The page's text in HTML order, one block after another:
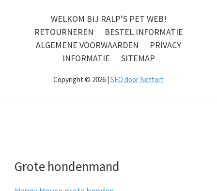
WELKOM BIJ RALP’S PET WEB!
RETOURNEREN
BESTEL INFORMATIE
ALGEMENE VOORWAARDEN
PRIVACY
INFORMATIE
SITEMAP
Copyright © 2026 | SEO door Netfort
Grote hondenmand